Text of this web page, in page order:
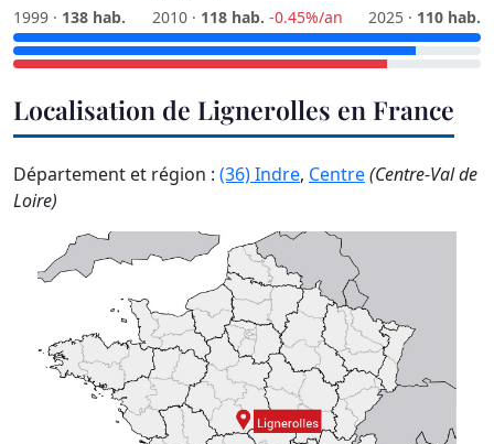
1999 · 138 hab. 2010 · 118 hab. -0.45%/an 2025 · 110 hab.
Localisation de Lignerolles en France
Département et région : (36) Indre, Centre(Centre-Val de
Loire)